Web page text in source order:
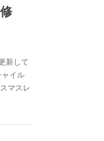
新して
ャイル
マスレ